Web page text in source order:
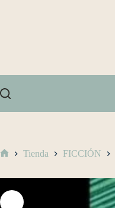
Tienda FICCIÓN